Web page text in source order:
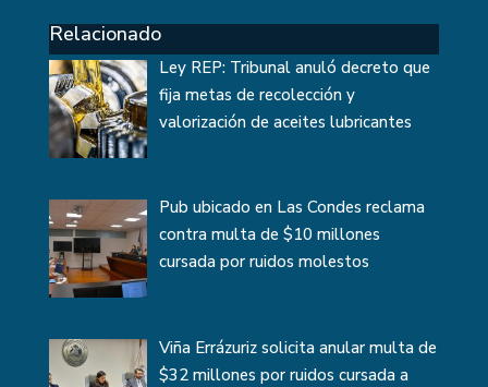
Relacionado
Ley REP: Tribunal anuló decreto que
fija metas de recolección y
valorización de aceites lubricantes
Pub ubicado en Las Condes reclama
contra multa de $10 millones
cursada por ruidos molestos
Viña Errázuriz solicita anular multa de
$32 millones por ruidos cursada a